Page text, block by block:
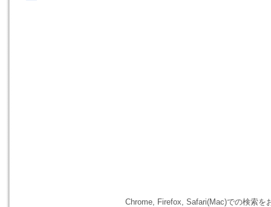
Chrome, Firefox, Safari(Mac)での検索を